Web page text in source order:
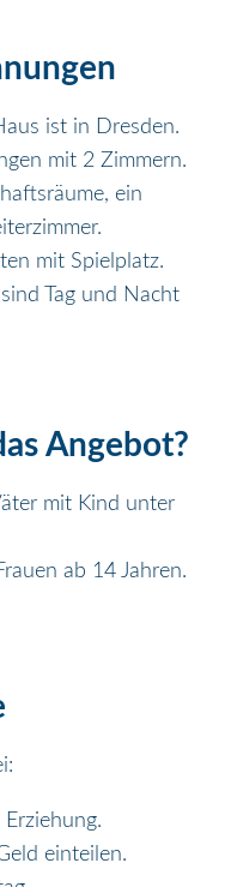
ist in Dresden.
mit 2 Zimmern.
ein
mit Spielplatz.
Tag und Nacht
Angebot?
mit Kind unter
ab 14 Jahren.
einteilen.